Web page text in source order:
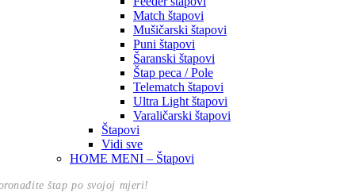
Match štapovi
Mušičarski štapovi
Puni štapovi
Šaranski štapovi
Štap peca / Pole
Telematch štapovi
Ultra Light štapovi
Varaličarski štapovi
Štapovi
Vidi sve
HOME MENI – Štapovi
štap po svojoj mjeri!